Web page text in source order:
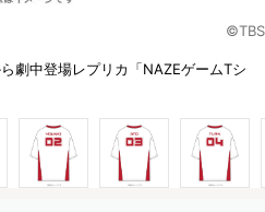
©TBS
劇中登場レプリカ「NAZEゲームTシ